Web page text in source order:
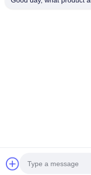
العالية، هيفي، أنهوي، الصين
الخصوصية